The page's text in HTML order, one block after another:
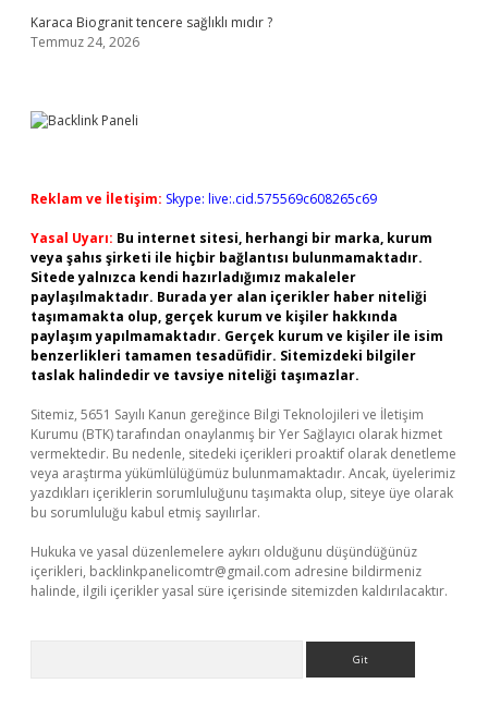
Karaca Biogranit tencere sağlıklı mıdır ?
Temmuz 24, 2026
Reklam ve İletişim: Skype: live:.cid.575569c608265c69
Yasal Uyarı: Bu internet sitesi, herhangi bir marka, kurum
veya şahıs şirketi ile hiçbir bağlantısı bulunmamaktadır.
Sitede yalnızca kendi hazırladığımız makaleler
paylaşılmaktadır. Burada yer alan içerikler haber niteliği
taşımamakta olup, gerçek kurum ve kişiler hakkında
paylaşım yapılmamaktadır. Gerçek kurum ve kişiler ile isim
benzerlikleri tamamen tesadüfidir. Sitemizdeki bilgiler
taslak halindedir ve tavsiye niteliği taşımazlar.
Sitemiz, 5651 Sayılı Kanun gereğince Bilgi Teknolojileri ve İletişim
Kurumu (BTK) tarafından onaylanmış bir Yer Sağlayıcı olarak hizmet
vermektedir. Bu nedenle, sitedeki içerikleri proaktif olarak denetleme
veya araştırma yükümlülüğümüz bulunmamaktadır. Ancak, üyelerimiz
yazdıkları içeriklerin sorumluluğunu taşımakta olup, siteye üye olarak
bu sorumluluğu kabul etmiş sayılırlar.
Hukuka ve yasal düzenlemelere aykırı olduğunu düşündüğünüz
içerikleri, backlinkpanelicomtr@gmail.com adresine bildirmeniz
halinde, ilgili içerikler yasal süre içerisinde sitemizden kaldırılacaktır.